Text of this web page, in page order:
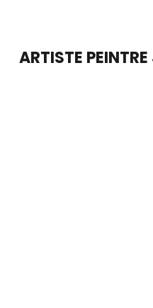
contenu
ARTISTE